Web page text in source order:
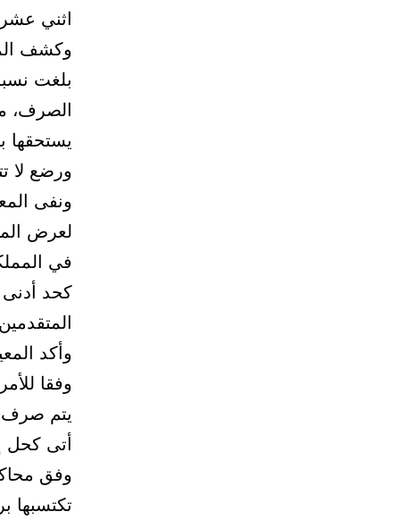
اثني
وكشف
الصرف،
يستحقها
ورضع لا
ونفى
لعرض
في
كحد
وأكد
وفقا
أتى كحل
وفق
تكتسبها